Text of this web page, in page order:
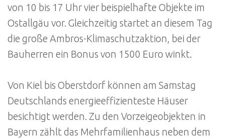
von 10 bis 17 Uhr vier beispielhafte Objekte im
Ostallgäu vor. Gleichzeitig startet an diesem Tag
die große Ambros-Klimaschutzaktion, bei der
Bauherren ein Bonus von 1500 Euro winkt.
Von Kiel bis Oberstdorf können am Samstag
Deutschlands energieeffizienteste Häuser
besichtigt werden. Zu den Vorzeigeobjekten in
Bayern zählt das Mehrfamilienhaus neben dem